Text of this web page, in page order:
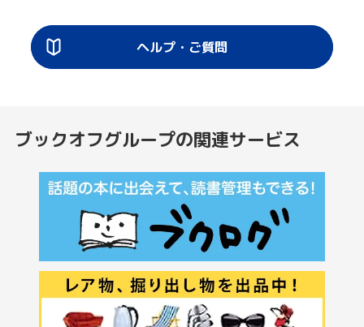
ヘルプ・ご質問
ブックオフグループの関連サービス